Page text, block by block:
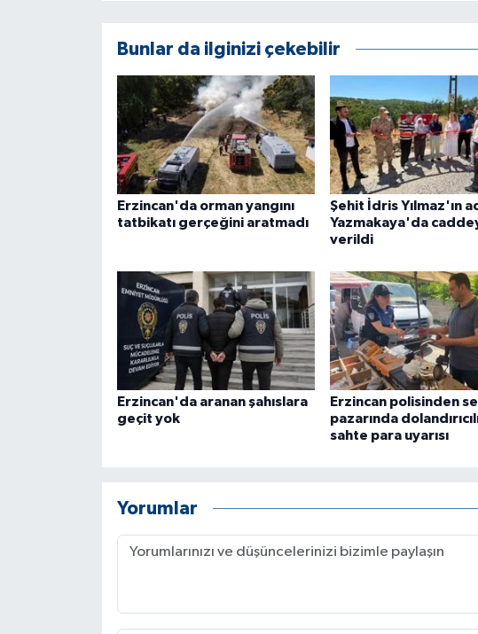
Bunlar da ilginizi çekebilir
Erzincan'da orman yangını
tatbikatı gerçeğini aratmadı
Şehit İdris Yılmaz'ın
Yazmakaya'da
verildi
Erzincan'da aranan şahıslara
geçit yok
Erzincan polisinden
pazarında
sahte para uyarısı
Yorumlar
ÜLKE GÜNDEMİ